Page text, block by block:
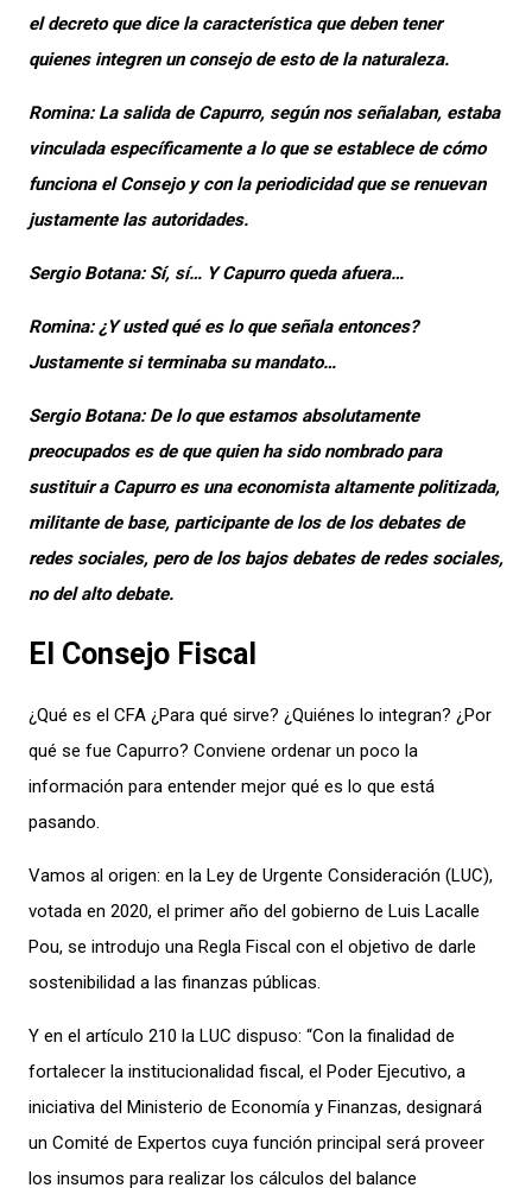
el decreto que dice la característica que deben tener
quienes integren un consejo de esto de la naturaleza.
Romina: La salida de Capurro, según nos señalaban, estaba
vinculada específicamente a lo que se establece de cómo
funciona el Consejo y con la periodicidad que se renuevan
justamente las autoridades.
Sergio Botana: Sí, sí… Y Capurro queda afuera…
Romina: ¿Y usted qué es lo que señala entonces?
Justamente si terminaba su mandato…
Sergio Botana: De lo que estamos absolutamente
preocupados es de que quien ha sido nombrado para
sustituir a Capurro es una economista altamente politizada,
militante de base, participante de los de los debates de
redes sociales, pero de los bajos debates de redes sociales,
no del alto debate.
El Consejo Fiscal
¿Qué es el CFA ¿Para qué sirve? ¿Quiénes lo integran? ¿Por
qué se fue Capurro? Conviene ordenar un poco la
información para entender mejor qué es lo que está
pasando.
Vamos al origen: en la Ley de Urgente Consideración (LUC),
votada en 2020, el primer año del gobierno de Luis Lacalle
Pou, se introdujo una Regla Fiscal con el objetivo de darle
sostenibilidad a las finanzas públicas.
Y en el artículo 210 la LUC dispuso: “Con la finalidad de
fortalecer la institucionalidad fiscal, el Poder Ejecutivo, a
iniciativa del Ministerio de Economía y Finanzas, designará
un Comité de Expertos cuya función principal será proveer
los insumos para realizar los cálculos del balance